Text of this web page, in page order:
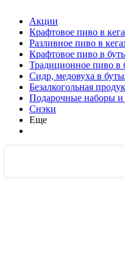
Акции
Крафтовое пиво в
Разливное пиво в
Крафтовое пиво в
Традиционное пиво в
Сидр, медовуха в
Безалкогольная
Подарочные наборы и
Снэки
Еще